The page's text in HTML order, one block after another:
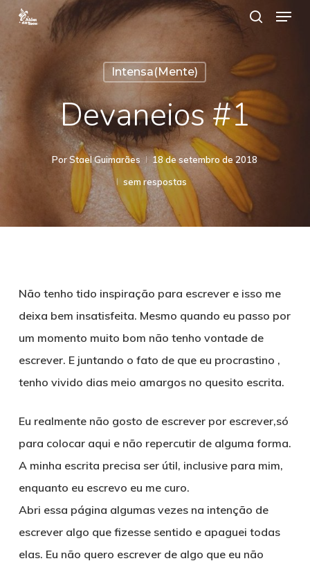
Menu
Intensa(mente)
Devaneios #1
Por Stael Guimarães
18 de setembro de 2018
sem respostas
Não tenho tido inspiração para escrever e isso me
deixa bem insatisfeita. Mesmo quando eu passo por
um momento muito bom não tenho vontade de
escrever. E juntando o fato de que eu procrastino ,
tenho vivido dias meio amargos no quesito escrita.
Eu realmente não gosto de escrever por escrever,só
para colocar aqui e não repercutir de alguma forma.
A minha escrita precisa ser útil, inclusive para mim,
enquanto eu escrevo eu me curo.
Abri essa página algumas vezes na intenção de
escrever algo que fizesse sentido e apaguei todas
elas. Eu não quero escrever de algo que eu não
Menu